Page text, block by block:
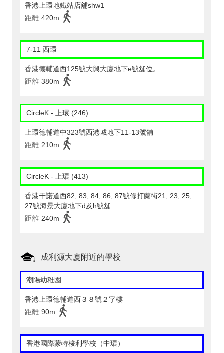
香港上環地鐵站店舖shw1
距離 420m
7-11 西環
香港德輔道西125號大興大廈地下e號舖位。
距離 380m
CircleK - 上環 (246)
上環德輔道中323號西港城地下11-13號舖
距離 210m
CircleK - 上環 (413)
香港干諾道西82, 83, 84, 86, 87號修打蘭街21, 23, 25,
27號海景大廈地下d及h號舖
距離 240m
成利源大廈附近的學校
潮陽幼稚園
香港上環德輔道西３８號２字樓
距離 90m
香港國際蒙特梭利學校（中環）